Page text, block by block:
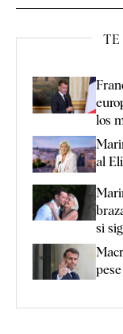
los
al
si